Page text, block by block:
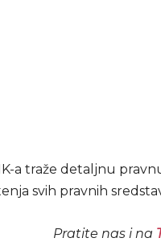
a traže detaljnu
svih pravnih
Pratite nas i na